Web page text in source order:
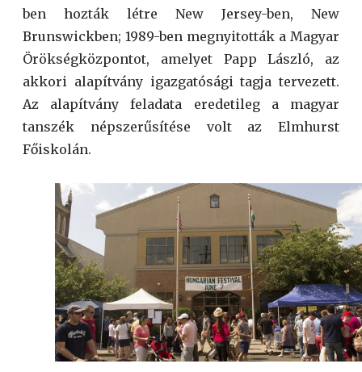
ben hozták létre New Jersey-ben, New
Brunswickben; 1989-ben megnyitották a Magyar
Örökségközpontot, amelyet Papp László, az
akkori alapítvány igazgatósági tagja tervezett.
Az alapítvány feladata eredetileg a magyar
tanszék népszerűsítése volt az Elmhurst
Főiskolán.